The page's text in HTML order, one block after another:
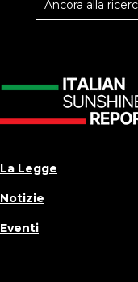
La Legge
Notizie
Eventi